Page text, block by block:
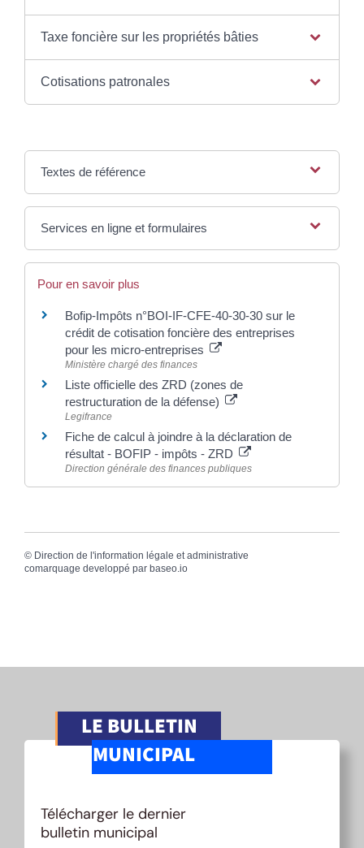
Taxe foncière sur les propriétés bâties
Cotisations patronales
Textes de référence
Services en ligne et formulaires
Pour en savoir plus
Bofip-Impôts n°BOI-IF-CFE-40-30-30 sur le
crédit de cotisation foncière des entreprises
pour les micro-entreprises
Ministère chargé des finances
Liste officielle des ZRD (zones de
restructuration de la défense)
Legifrance
Fiche de calcul à joindre à la déclaration de
résultat - BOFIP - impôts - ZRD
Direction générale des finances publiques
© Direction de l'information légale et administrative
comarquage developpé par baseo.io
LE BULLETIN
MUNICIPAL
Télécharger le dernier
bulletin municipal